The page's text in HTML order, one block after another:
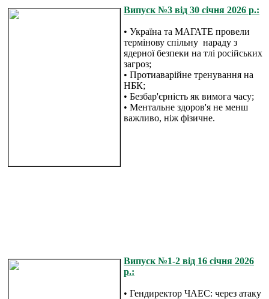
Випуск №3 від 30 січня 2026 р.:
• Україна та МАГАТЕ провели
термінову спільну нараду з
ядерної безпеки на тлі російських
загроз;
• Протиаварійне тренування на
НБК;
• Безбар'єрність як вимога часу;
• Ментальне здоров'я не менш
важливо, ніж фізичне.
Випуск №1-2 від 16 січня 2026
р.:
• Гендиректор ЧАЕС: через атаку